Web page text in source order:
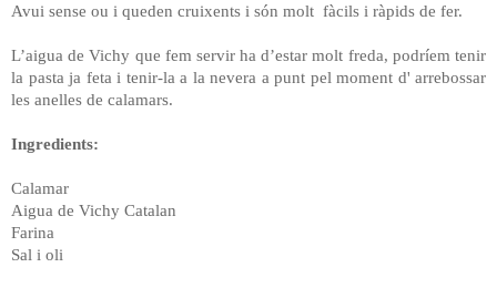
Avui sense ou i queden cruixents i són molt fàcils i ràpids de fer.
L’aigua de Vichy que fem servir ha d’estar molt freda, podríem tenir
la pasta ja feta i tenir-la a la nevera a punt pel moment d' arrebossar
les anelles de calamars.
Ingredients:
Calamar
Aigua de Vichy Catalan
Farina
Sal i oli